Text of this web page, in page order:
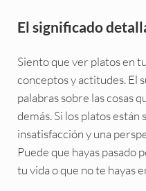
El significado
Siento que ver platos en
conceptos y actitudes. El
palabras sobre las cosas
demás. Si los platos están
insatisfacción y una
Puede que hayas pasado
tu vida o que no te hayas